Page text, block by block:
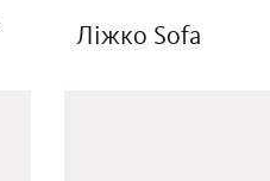
Ліжко Sofa